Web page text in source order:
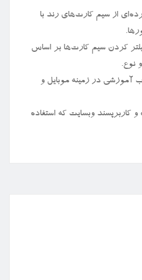
از سیم کارت‌های رند با
کردن سیم کارت‌ها بر اساس
نوع.
آموزشی در زمینه موبایل و
کاربرپسند وبسایت که استفاده